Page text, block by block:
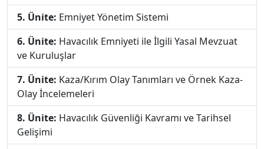
5. Ünite: Emniyet Yönetim Sistemi
6. Ünite: Havacılık Emniyeti ile İlgili Yasal Mevzuat
ve Kuruluşlar
7. Ünite: Kaza/Kırım Olay Tanımları ve Örnek Kaza-
Olay İncelemeleri
8. Ünite: Havacılık Güvenliği Kavramı ve Tarihsel
Gelişimi